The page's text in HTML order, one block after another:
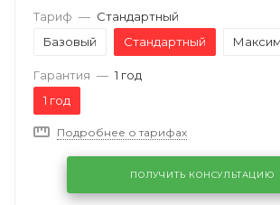
Тариф — Стандартный
Базовый
Стандартный
Гарантия — 1 год
1 год
Подробнее о тарифах
ПОЛУЧИТЬ КОНСУЛЬТАЦИЮ